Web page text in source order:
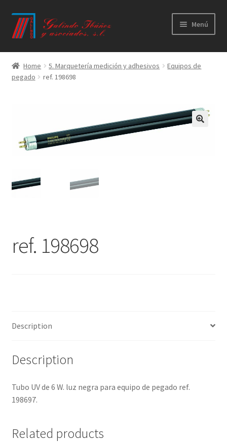
Ir
a
Ir
al
Menú
Principal
Productos
Catálogos
Contacto
Home 5. Marquetería medición y adhesivos
Equipos de
pegado
ref. 198698
ref. 198698
Description
Description
Tubo UV de 6 W. luz negra para equipo de pegado ref.
198697.
Related products